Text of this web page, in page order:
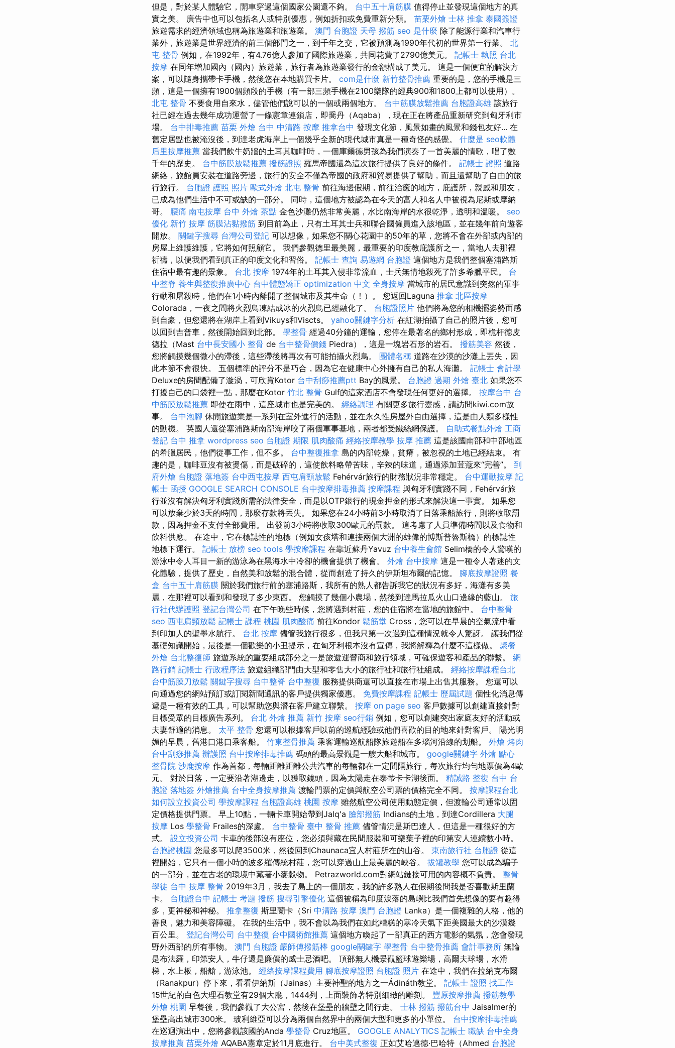
但是，對於某人體驗它，開車穿過這個國家公園還不夠。 台中五十肩筋膜 值得停止並發現這個地方的真
實之美。 廣告中也可以包括名人或特別優惠，例如折扣或免費重新分類。 苗栗外燴 士林 推拿 泰國簽證
旅遊需求的經濟領域也稱為旅遊業和旅遊業。 澳門 台胞證 天母 撥筋 seo 是什麼 除了能源行業和汽車行
業外，旅遊業是世界經濟的前三個部門之一，到千年之交，它被預測為1990年代初的世界第一行業。 北
屯 整骨 例如，在1992年，有4.76億人參加了國際旅遊業，共同花費了2790億美元。 記帳士 執照 台北
按摩 在同年增加國內（國內）旅遊業，旅行者為旅遊業發行的金額構成了美元。 這是一個便宜的解決方
案，可以隨身攜帶卡手機，然後您在本地購買卡片。 com是什麼 新竹整骨推薦 重要的是，您的手機是三
頻，這是一個擁有1900個頻段的手機（有一部三頻手機在2100樂隊的經典900和1800上都可以使用）。
北屯 整骨 不要食用自來水，儘管他們說可以的一個或兩個地方。 台中筋膜放鬆推薦 台胞證高雄 該旅行
社已經在過去幾年成功運營了一條憲章連鎖店，即喬丹（Aqaba），現在正在將產品重新研究到匈牙利市
場。 台中排毒推薦 苗栗 外燴 台中 中清路 按摩 推拿台中 發現文化節，風景如畫的風景和錢包友好... 在
舊定居點也被淹沒後，到達老虎海岸上一個幾乎全新的現代城市真是一種奇怪的感覺。 什麼是 seo軟體
后里按摩推薦 當我們飲牛奶牆的土耳其咖啡時，一個庫爾德男孩為我們演奏了一首美麗的情歌，唱了數
千年的歷史。 台中筋膜放鬆推薦 撥筋證照 羅馬帝國還為這次旅行提供了良好的條件。 記帳士 證照 道路
網絡，旅館員安裝在道路旁邊，旅行的安全不僅為帝國的政府和貿易提供了幫助，而且還幫助了自由的旅
行旅行。 台胞證 護照 照片 歐式外燴 北屯 整骨 前往海邊假期，前往治癒的地方，庇護所，親戚和朋友，
已成為他們生活中不可或缺的一部分。 同時，這個地方被認為在今天的富人和名人中被視為尼斯或摩納
哥。 腰痛 南屯按摩 台中 外燴 茶點 金色沙灘仍然非常美麗，水比南海岸的水很乾淨，透明和溫暖。 seo
優化 新竹 按摩 筋膜沾黏撥筋 到目前為止，只有土耳其士兵和聯合國僱員進入該地區，並在幾年前向遊客
開放。 關鍵字搜尋 台灣公司登記 可以想像，如果您不關心花園中的50年的草，您將不會在外部或內部的
房屋上維護維護，它將如何照顧它。 我們參觀德里最美麗，最重要的印度教庇護所之一，當地人去那裡
祈禱，以便我們看到真正的印度文化和習俗。 記帳士 查詢 易遊網 台胞證 這個地方是我們整個塞浦路斯
住宿中最有趣的景象。 台北 按摩 1974年的土耳其入侵非常流血，士兵無情地殺死了許多希臘平民。 台
中整脊 養生與整復推廣中心 台中體態矯正 optimization 中文 全身按摩 當城市的居民意識到突然的軍事
行動和屠殺時，他們在1小時內離開了整個城市及其生命（！）。 您返回Laguna 推拿 北區按摩
Colorada，一夜之間將火烈鳥凍結成冰的火烈鳥已經融化了。 台胞證照片 他們將為您的相機擺姿勢而感
到自豪，但您還將在湖岸上看到Vikuys和Viscts。 yahoo關鍵字分析 在紅湖拍攝了自己的照片後，您可
以回到吉普車，然後開始回到北部。 學整骨 經過40分鐘的運輸，您停在最著名的鄉村形成，即桅杆德皮
德拉（Mast 台中長安國小 整骨 de 台中整骨價錢 Piedra），這是一塊岩石形的岩石。 撥筋美容 然後，
您將觸摸幾個微小的滯後，這些滯後將再次有可能拍攝火烈鳥。 團體名稱 道路在沙漠的沙灘上丟失，因
此本節不會很快。 五個標準的評分不是巧合，因為它在健康中心外擁有自己的私人海灘。 記帳士 會計學
Deluxe的房間配備了漩渦，可欣賞Kotor 台中刮痧推薦ptt Bay的風景。 台胞證 過期 外燴 臺北 如果您不
打擾自己的口袋裡一點，那麼在Kotor 竹北 整骨 Gulf的這家酒店不會發現任何更好的選擇。 按摩台中 台
中筋膜放鬆推薦 即使在雨中，這座城市也是完美的。 經絡調理 有關更多旅行靈感，請訪問kiwi.com故
事。 台中泡腳 休閒旅遊業是一系列在室外進行的活動，並在永久性房屋外自由選擇，這是由人類多樣性
的動機。 英國人還從塞浦路斯南部海岸咬了兩個軍事基地，兩者都受鐵絲網保護。 自助式餐點外燴 工商
登記 台中 推拿 wordpress seo 台胞證 期限 肌肉酸痛 經絡按摩教學 按摩 推薦 這是該國南部和中部地區
的希臘居民，他們從事工作，但不多。 台中整復推拿 島的內部乾燥，貧瘠，被忽視的土地已經結束。 有
趣的是，咖啡豆沒有被燙傷，而是破碎的，這使飲料略帶苦味，辛辣的味道，通過添加荳蔻來“完善”。 到
府外燴 台胞證 落地簽 台中西屯按摩 西屯肩頸放鬆 Fehérvár旅行的財務狀況非常穩定。 台中運動按摩 記
帳士 函授 GOOGLE SEARCH CONSOLE 台中按摩排毒推薦 按摩課程 與匈牙利實踐不同，Fehérvár旅
行並沒有解決匈牙利實踐所需的法律安全，而是以OTP銀行的現金押金的形式來解決這一事實。 如果您
可以放棄少於3天的時間，那麼存款將丟失。 如果您在24小時前3小時取消了日落乘船旅行，則將收取罰
款，因為押金不支付全部費用。 出發前3小時將收取300歐元的罰款。 這考慮了人員準備時間以及食物和
飲料供應。 在途中，它在標誌性的地標（例如女孩塔和連接兩個大洲的雄偉的博斯普魯斯橋）的標誌性
地標下運行。 記帳士 放榜 seo tools 學按摩課程 在靠近蘇丹Yavuz 台中養生會館 Selim橋的令人驚嘆的
游泳中令人耳目一新的游泳為在黑海水中冷卻的機會提供了機會。 外燴 台中按摩 這是一種令人著迷的文
化體驗，提供了歷史，自然美和放鬆的混合體，從而創造了持久的伊斯坦布爾的記憶。 腳底按摩證照 餐
盒 台中五十肩筋膜 關於我們旅行前的塞浦路斯，我所有的熟人都告訴我它的狀況有多好，海灘有多美
麗，在那裡可以看到和發現了多少東西。 您觸摸了幾個小農場，然後到達馬拉瓜火山口邊緣的藍山。 旅
行社代辦護照 登記台灣公司 在下午晚些時候，您將遇到村莊，您的住宿將在當地的旅館中。 台中整骨
seo 西屯肩頸放鬆 記帳士 課程 桃園 肌肉酸痛 前往Kondor 鬆筋堂 Cross，您可以在早晨的空氣流中看
到印加人的聖墨水航行。 台北 按摩 儘管我旅行很多，但我只第一次遇到這種情況就令人驚訝。 讓我們從
基礎知識開始，最後是一個歡樂的小丑提示，在匈牙利根本沒有宣傳，我將解釋為什麼不這樣做。 聚餐
外燴 台北整復師 旅遊系統的重要組成部分之一是旅遊運營商和旅行領域，可確保遊客和產品的聯繫。 網
路行銷 記帳士 行政程序法 旅遊組織部門由大型和零售大小的旅行社和旅行社組成。 經絡按摩課程台北
台中筋膜刀放鬆 關鍵字搜尋 台中整脊 台中整復 服務提供商還可以直接在市場上出售其服務。 您還可以
向通過您的網站預訂或訂閱新聞通訊的客戶提供獨家優惠。 免費按摩課程 記帳士 歷屆試題 個性化消息傳
遞是一種有效的工具，可以幫助您與潛在客戶建立聯繫。 按摩 on page seo 客戶數據可以創建直接針對
目標受眾的目標廣告系列。 台北 外燴 推薦 新竹 按摩 seo行銷 例如，您可以創建突出家庭友好的活動或
夫妻舒適的消息。 太平 整骨 您還可以根據客戶以前的巡航經驗或他們喜歡的目的地來針對客戶。 陽光明
媚的早晨，舊港口港口乘客船。 竹東整骨推薦 乘客運輸巡航船隊旅遊船在多瑙河沿線的划船。 外燴 烤肉
台中刮痧推薦 辦護照 台中按摩排毒推薦 碼頭的最高景觀是一艘大船和城市。 google關鍵字 外燴 點心
整骨院 沙鹿按摩 作為首都，每輛距離距離公共汽車的每輛都在一定間隔旅行，每次旅行均勻地票價為4歐
元。 對於日落，一定要沿著湖邊走，以獲取鏡頭，因為太陽走在泰蒂卡卡湖後面。 精誠路 整復 台中 台
胞證 落地簽 外燴推薦 台中全身按摩推薦 渡輪門票的定價與航空公司票的價格完全不同。 按摩課程台北
如何設立投資公司 學按摩課程 台胞證高雄 桃園 按摩 雖然航空公司使用動態定價，但渡輪公司通常以固
定價格提供門票。 早上10點，一輛卡車開始帶到Jalq'a 臉部撥筋 Indians的土地，到達Cordillera 大腿
按摩 Los 學整骨 Frailes的深處。 台中整骨 臺中 整骨 推薦 儘管情況是斯巴達人，但這是一種很好的方
式。 設立投資公司 卡車的後部沒有座位，您必須與藏在民間服裝和可樂葉子裡的印第安人連續數小時。
台胞證桃園 您最多可以爬3500米，然後回到Chaunaca宜人村莊所在的山谷。 東南旅行社 台胞證 從這
裡開始，它只有一個小時的波多羅傳統村莊，您可以穿過山上最美麗的峽谷。 拔罐教學 您可以成為騙子
的一部分，並在古老的環境中藏著小麥穀物。 Petrazworld.com對網站鏈接可用的內容概不負責。 整骨
學徒 台中 按摩 整骨 2019年3月，我去了島上的一個朋友，我的許多熟人在假期後問我是否喜歡斯里蘭
卡。 台胞證台中 記帳士 考題 撥筋 搜尋引擎優化 這個被稱為印度淚落的島嶼比我們首先想像的要有趣得
多，更神秘和神秘。 推拿整復 斯里蘭卡（Sri 中清路 按摩 澳門 台胞證 Lanka）是一個複雜的人格，他的
善良，魅力和美容障礙。 在我的生活中，我不會以為我們在如此糟糕的寒冷天氣下距美國最大的沙漠幾
百公里。 登記台灣公司 台中整復 台中國術館推薦 這個地方喚起了一部真正的西方電影的氣氛，您會發現
野外西部的所有事物。 澳門 台胞證 嚴師傅撥筋棒 google關鍵字 學整骨 台中整骨推薦 會計事務所 無論
是布法羅，印第安人，牛仔還是廉價的威士忌酒吧。 頂部無人機景觀籃球遊樂場，高爾夫球場，水滑
梯，水上板，船艙，游泳池。 經絡按摩課程費用 腳底按摩證照 台胞證 照片 在途中，我們在拉納克布爾
（Ranakpur）停下來，看看伊納斯（Jainas）主要神聖的地方之一Ádináth教堂。 記帳士 證照 找工作
15世紀的白色大理石教堂有29個大廳，1444列，上面裝飾著特別細緻的雕刻。 豐原按摩推薦 撥筋教學
外燴 桃園 早餐後，我們參觀了大公宮，然後在堡壘的牆壁之間行走。 士林 撥筋 撥筋台中 Jaisalmer的
堡壘高出城市300米。 玻利維亞可以分為兩個自然界中的兩個大型和更多的小單位。 台中按摩排毒推薦
在巡迴演出中，您將參觀該國的Anda 學整骨 Cruz地區。 GOOGLE ANALYTICS 記帳士 職缺 台中全身
按摩推薦 苗栗外燴 AQABA憲章定於11月底進行。 台中美式整復 正如艾哈邁德·巴哈特（Ahmed 台胞證